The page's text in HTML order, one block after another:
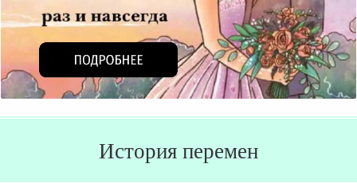
История перемен